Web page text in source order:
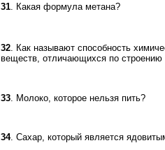
31 . Какая формула метана?
32. Как называют способность
веществ, отличающихся по строению
33 . Молоко, которое нельзя пить?
34. Сахар, который является